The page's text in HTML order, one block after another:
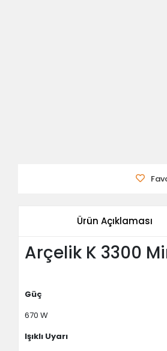
Ürün Açıklaması
Arçelik K 3300
Güç
670 W
Işıklı Uyarı